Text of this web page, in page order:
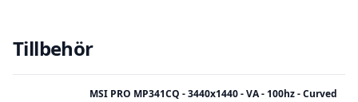
Tillbehör
MSI PRO MP341CQ - 3440x1440 - VA - 100hz - Curved